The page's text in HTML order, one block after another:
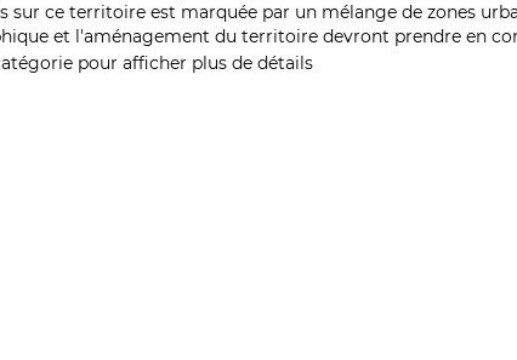
sur ce territoire est marquée par un mélange de zones
et l'aménagement du territoire devront prendre en
pour afficher plus de détails